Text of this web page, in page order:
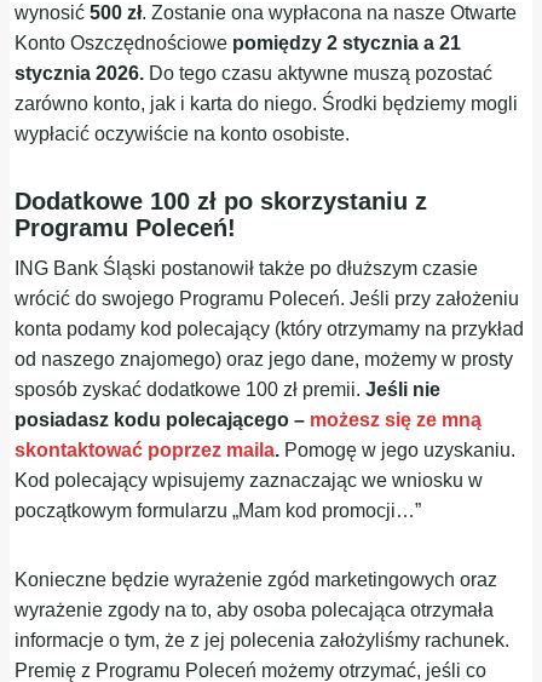
wynosić 500 zł. Zostanie ona wypłacona na nasze Otwarte
Konto Oszczędnościowe pomiędzy 2 stycznia a 21
stycznia 2026. Do tego czasu aktywne muszą pozostać
zarówno konto, jak i karta do niego. Środki będziemy mogli
wypłacić oczywiście na konto osobiste.
Dodatkowe 100 zł po skorzystaniu z
Programu Poleceń!
ING Bank Śląski postanowił także po dłuższym czasie
wrócić do swojego Programu Poleceń. Jeśli przy założeniu
konta podamy kod polecający (który otrzymamy na przykład
od naszego znajomego) oraz jego dane, możemy w prosty
sposób zyskać dodatkowe 100 zł premii.Jeśli nie
posiadasz kodu polecającego – możesz się ze mną
skontaktować poprzez maila. Pomogę w jego uzyskaniu.
Kod polecający wpisujemy zaznaczając we wniosku w
początkowym formularzu „Mam kod promocji…”
Konieczne będzie wyrażenie zgód marketingowych oraz
wyrażenie zgody na to, aby osoba polecająca otrzymała
informacje o tym, że z jej polecenia założyliśmy rachunek.
Premię z Programu Poleceń możemy otrzymać, jeśli co